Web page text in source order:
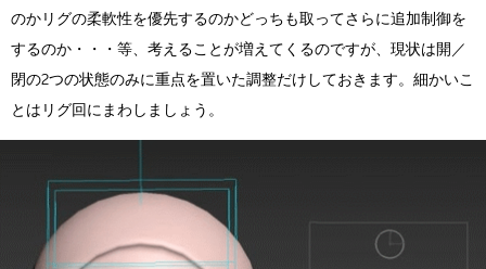
のかリグの柔軟性を優先するのかどっちも取ってさらに追加制御を
するのか・・・等、考えることが増えてくるのですが、現状は開／
閉の2つの状態のみに重点を置いた調整だけしておきます。細かいこ
とはリグ回にまわしましょう。